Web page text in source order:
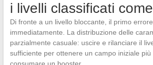
i livelli classificati
Di fronte a un livello bloccante, il primo
immediatamente. La distribuzione delle
parzialmente casuale: uscire e rilanciare il
sufficiente per ottenere un campo iniziale